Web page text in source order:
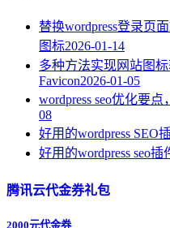
替换wordpress登录页
图标2026-01-14
多种方法实现网站图
Favicon2026-01-05
wordpress seo优化要
08
好用的wordpress SEO
好用的wordpress seo插
腾讯云代金券礼包
2000元代金券